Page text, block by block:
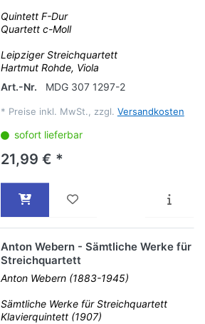
Quintett F-Dur
Quartett c-Moll
Leipziger Streichquartett
Hartmut Rohde, Viola
Art.-Nr.
MDG 307 1297-2
* Preise inkl. MwSt., zzgl. Versandkosten
sofort lieferbar
21,99 € *
Anton Webern - Sämtliche Werke für
Streichquartett
Anton Webern (1883-1945)
Sämtliche Werke für Streichquartett
Klavierquintett (1907)